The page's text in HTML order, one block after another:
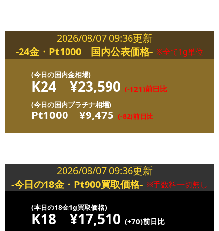
ポイントカードサービスの提供に関するご連
絡及びご本人確認のため
当社の商品やサービス、キャンペーンのご案
内のダイレクトメールを送付するため
プレゼント当選品の配送のため
当社の商品の需要調査、サービス開発のため
採用活動のため
氏名、住所、電話番号、メールアドレス（Ｅメ
ールによるお取引ご希望の場合）、年齢（買取ご
希望の場合）、性別（買取ご希望の場合）、職業
（買取ご希望の場合）、クレジットカード番号
（クレジットカード決済ご希望の場合）は、必須
2026/08/07 09:36更新
-24金・Pt1000 国内公表価格- ※全て1g単位
(今日の国内金相場)
K24 ¥23,590 (-121)前日比
(今日の国内プラチナ相場)
Pt1000 ¥9,475 (-82)前日比
2026/08/07 09:36更新
-今日の18金・Pt900買取価格- ※手数料一切無し
(本日の18金1g買取価格)
K18 ¥17,510 (+70)前日比